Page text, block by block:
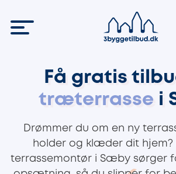
Få gratis
træterrasse i
Drømmer du om en ny
holder og klæder dit hjem?
terrassemontør i Sæby sørger